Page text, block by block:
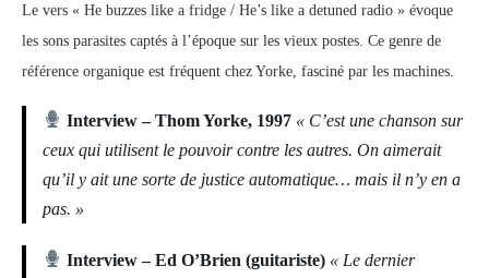
Le vers « He buzzes like a fridge / He’s like a detuned radio » évoque
les sons parasites captés à l’époque sur les vieux postes. Ce genre de
référence organique est fréquent chez Yorke, fasciné par les machines.
Interview – Thom Yorke, 1997 « C’est une chanson sur
ceux qui utilisent le pouvoir contre les autres. On aimerait
qu’il y ait une sorte de justice automatique… mais il n’y en a
pas. »
Interview – Ed O’Brien (guitariste) « Le dernier